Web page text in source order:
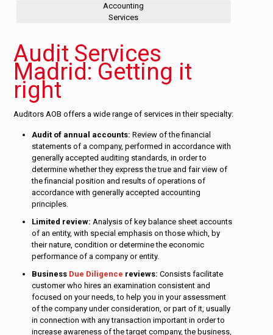
Accounting
Services
Audit Services
Madrid: Getting it
right
Auditors AOB offers a wide range of services in their specialty:
Audit of annual accounts: Review of the financial
statements of a company, performed in accordance with
generally accepted auditing standards, in order to
determine whether they express the true and fair view of
the financial position and results of operations of
accordance with generally accepted accounting
principles.
Limited review: Analysis of key balance sheet accounts
of an entity, with special emphasis on those which, by
their nature, condition or determine the economic
performance of a company or entity.
Business Due Diligence reviews: Consists facilitate
customer who hires an examination consistent and
focused on your needs, to help you in your assessment
of the company under consideration, or part of it, usually
in connection with any transaction important in order to
increase awareness of the target company, the business,